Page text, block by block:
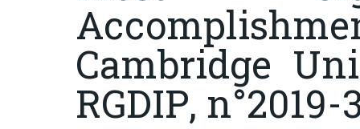
Cambridge
RGDIP, n°2019-